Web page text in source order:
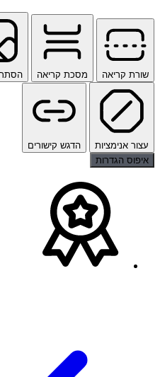
שורת קריאה מסכת קריאה הסתר
עצור אנימציות
הדגש קישורים
איפוס הגדרות